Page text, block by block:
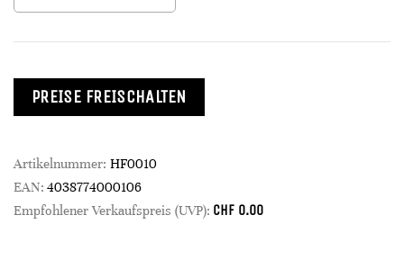
PREISE FREISCHALTEN
Artikelnummer: HF0010
EAN: 4038774000106
Empfohlener Verkaufspreis (UVP): CHF 0.00